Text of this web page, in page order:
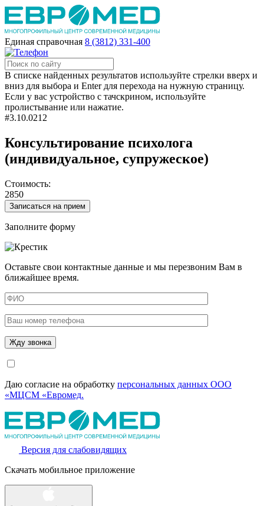
Единая справочная 8 (3812) 331-400
В списке найденных результатов используйте стрелки вверх и
вниз для выбора и Enter для перехода на нужную страницу.
Если у вас устройство с тачскрином, используйте
пролистывание или нажатие.
#3.10.0212
Консультирование психолога
(индивидуальное, супружеское)
Стоимость:
2850
Записаться на прием
Заполните форму
Оставьте свои контактные данные и мы перезвоним Вам в
ближайшее время.
Даю согласие на обработку персональных данных ООО
«МЦСМ «Евромед.
Версия для слабовидящих
Скачать мобильное приложение